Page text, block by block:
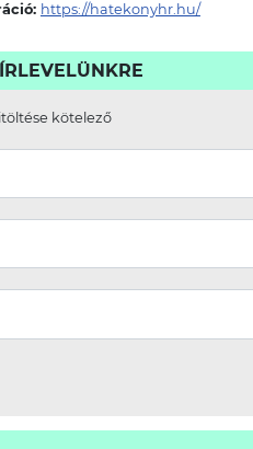
https://hatekonyhr.hu/
kötelező